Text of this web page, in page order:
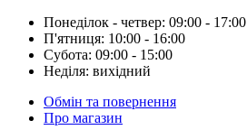
Понеділок - четвер: 09:00 - 17:00
П'ятниця: 10:00 - 16:00
Субота: 09:00 - 15:00
Неділя: вихідний
Обмін та повернення
Про магазин